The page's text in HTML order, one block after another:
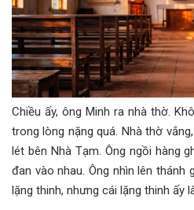
Chiều ấy, ông Minh ra nhà thờ.
trong lòng nặng quá. Nhà thờ
lét bên Nhà Tạm. Ông ngồi hàng
đan vào nhau. Ông nhìn lên thánh
lặng thinh, nhưng cái lặng thinh ấy